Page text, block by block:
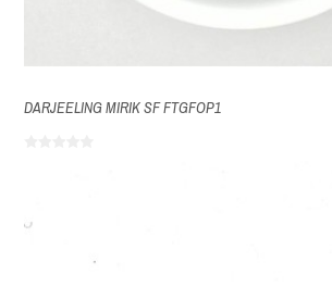
DARJEELING MIRIK SF FTGFOP1